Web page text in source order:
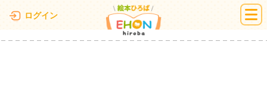
ログイン 絵本ひろば